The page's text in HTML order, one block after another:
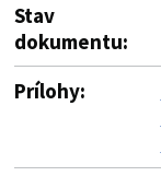
Stav
dokumentu:
Prílohy: